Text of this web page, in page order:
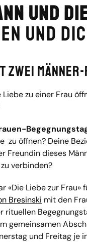
und
und
zwei
zu einer Frau
zu öffnen? Deine
Freundin dieses
verbinden?
«Die Liebe zur
Bresinski mit den
rituellen
gemeinsamen
und Freitag je